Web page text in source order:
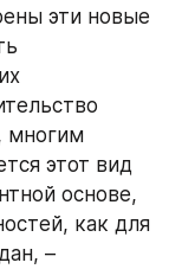
эти новые
многим
этот вид
основе,
как для
–